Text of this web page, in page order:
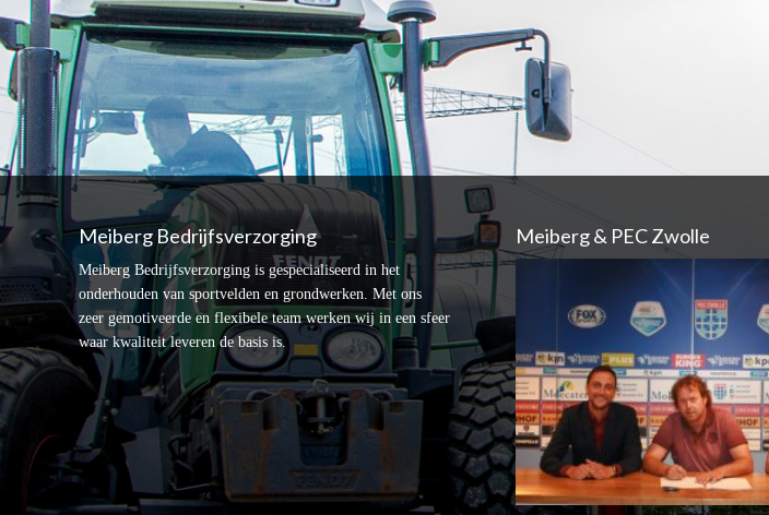
Footer
Meiberg Bedrijfsverzorging
Meiberg Bedrijfsverzorging is gespecialiseerd in het
onderhouden van sportvelden en grondwerken. Met ons
zeer gemotiveerde en flexibele team werken wij in een sfeer
waar kwaliteit leveren de basis is.
Meiberg & PEC Zwolle